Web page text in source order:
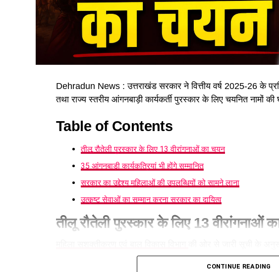
Dehradun News : उत्तराखंड सरकार ने वित्तीय वर्ष 2025-26 के
तथा राज्य स्तरीय आंगनबाड़ी कार्यकर्ती पुरस्कार के लिए चयनित नामों की
Table of Contents
तीलू रौतेली पुरस्कार के लिए 13 वीरांगनाओं का चयन
35 आंगनबाड़ी कार्यकत्रियां भी होंगे सम्मानित
सरकार का उद्देश्य महिलाओं की उपलब्धियों को सामने लाना
उत्कृष्ट सेवाओं का सम्मान करना सरकार का दायित्व
तीलू रौतेली पुरस्कार के लिए 13 वीरांगनाओं
13 जनपदों से एक-एक महिला का चयन किया गया है, जबकि राज्य स्तरीय
CONTINUE READING